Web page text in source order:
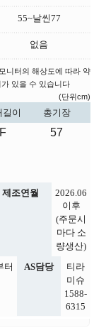
55~날씬77
없음
니터의 해상도에 따라 약
있을 수 있습니다
(단위cm)
길이
총기장
F 57
제조연월
2026.06
이후
(주문시
마다 소
량생산)
터
AS담당
티라
미슈
1588-
6315